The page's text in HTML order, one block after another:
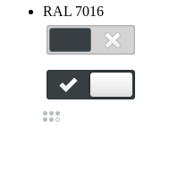
RAL 7016